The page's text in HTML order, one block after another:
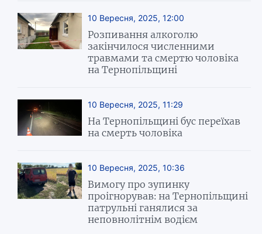
10 Вересня, 2025, 12:00
Розпивання алкоголю
закінчилося численними
травмами та смертю чоловіка
на Тернопільщині
10 Вересня, 2025, 11:29
На Тернопільщині бус переїхав
на смерть чоловіка
10 Вересня, 2025, 10:36
Вимогу про зупинку
проігнорував: на Тернопільщині
патрульні ганялися за
неповнолітнім водієм